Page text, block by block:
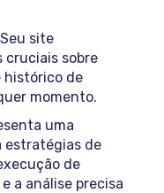
Seu site
cruciais sobre
histórico de
momento.
uma
estratégias de
de
a análise precisa